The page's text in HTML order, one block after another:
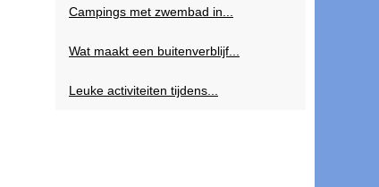
Campings met zwembad in...
Wat maakt een buitenverblijf...
Leuke activiteiten tijdens...